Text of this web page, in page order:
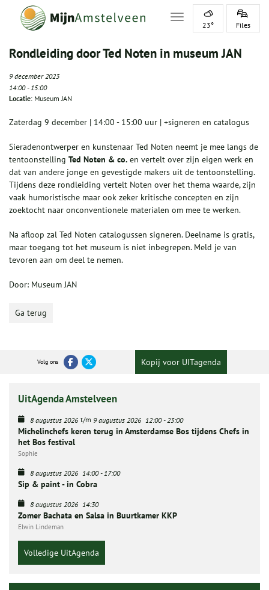
Toggle navigation
23° Files
Rondleiding door Ted Noten in museum JAN
9 december 2023
14:00-15:00
Locatie: Museum JAN
Zaterdag 9 december | 14:00 - 15:00 uur | +signeren en catalogus
Sieradenontwerper en kunstenaar Ted Noten neemt je mee langs de
tentoonstelling Ted Noten & co. en vertelt over zijn eigen werk en
dat van andere jonge en gevestigde makers uit de tentoonstelling.
Tijdens deze rondleiding vertelt Noten over het thema waarde, zijn
vaak humoristische maar ook zeker kritische concepten en zijn
zoektocht naar onconventionele materialen om mee te werken.
Na afloop zal Ted Noten catalogussen signeren. Deelname is gratis,
maar toegang tot het museum is niet inbegrepen. Meld je van
tevoren aan om deel te nemen.
Door: Museum JAN
Ga terug
Volg ons Kopij voor UITagenda
UitAgenda Amstelveen
8 augustus 2026 t/m 9 augustus 2026 12:00-23:00
Michelinchefs keren terug in Amsterdamse Bos tijdens Chefs in
het Bos festival
Sophie
8 augustus 2026 14:00-17:00
Sip & paint - in Cobra
8 augustus 2026 14:30
Zomer Bachata en Salsa in Buurtkamer KKP
Elwin Lindeman
Volledige UitAgenda